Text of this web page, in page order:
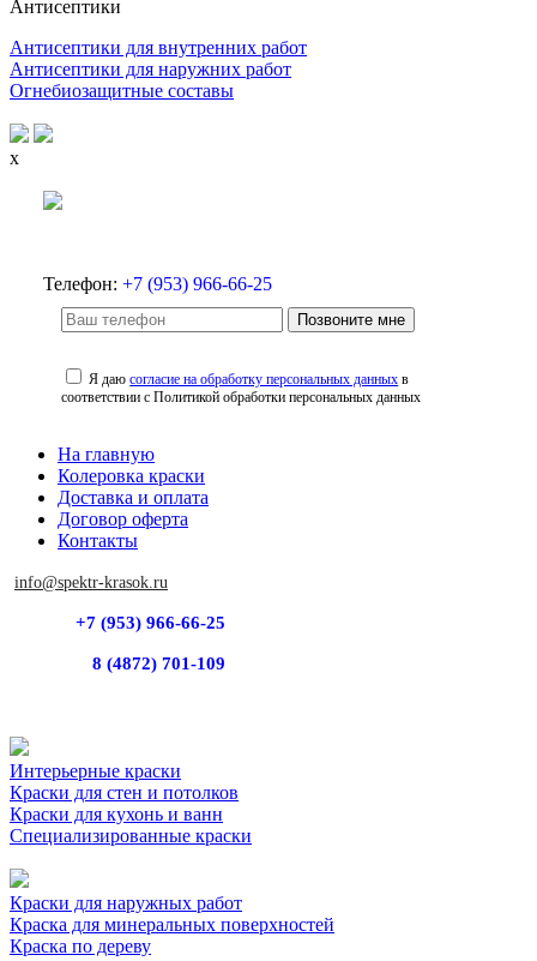
Антисептики
Антисептики для внутренних работ
Антисептики для наружних работ
Огнебиозащитные составы
x
Телефон: +7 (953) 966-66-25
Позвоните мне
Я даюсогласие на обработку персональных данных в
соответствии с Политикой обработки персональных данных
На главную
Колеровка краски
Доставка и оплата
Договор оферта
Контакты
info@spektr-krasok.ru
+7 (953) 966-66-25
8 (4872) 701-109
Интерьерные краски
Краски для стен и потолков
Краски для кухонь и ванн
Специализированные краски
Краски для наружных работ
Краска для минеральных поверхностей
Краска по дереву